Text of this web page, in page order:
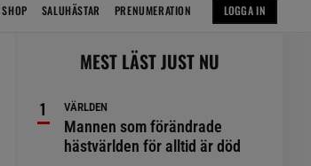
SHOP SALUHÄSTAR PRENUMERATION LOGGA IN
MEST LÄST JUST NU
VÄRLDEN
Mannen som förändrade
hästvärlden för alltid är död